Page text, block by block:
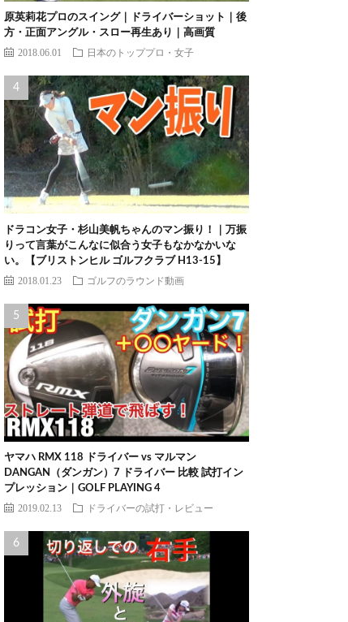
原英莉花プロのスイング｜ドライバーショット｜後
方・正面アングル・スロー再生あり｜高画質
2018.06.01 日本のトッププロ・女子
ドラコン女子・杉山美帆ちゃんのマン振り！｜万振
りって言葉がこんなに似合う女子もなかなかいな
い。【ブリストンヒル ゴルフクラブ H13-15】
2018.01.23 ゴルフのラウンド動画
ヤマハ RMX 118 ドライバー vs マルマン
DANGAN（ダンガン）7 ドライバー 比較 試打イン
プレッション｜GOLF PLAYING 4
2019.02.13 ドライバーの試打・レビュー